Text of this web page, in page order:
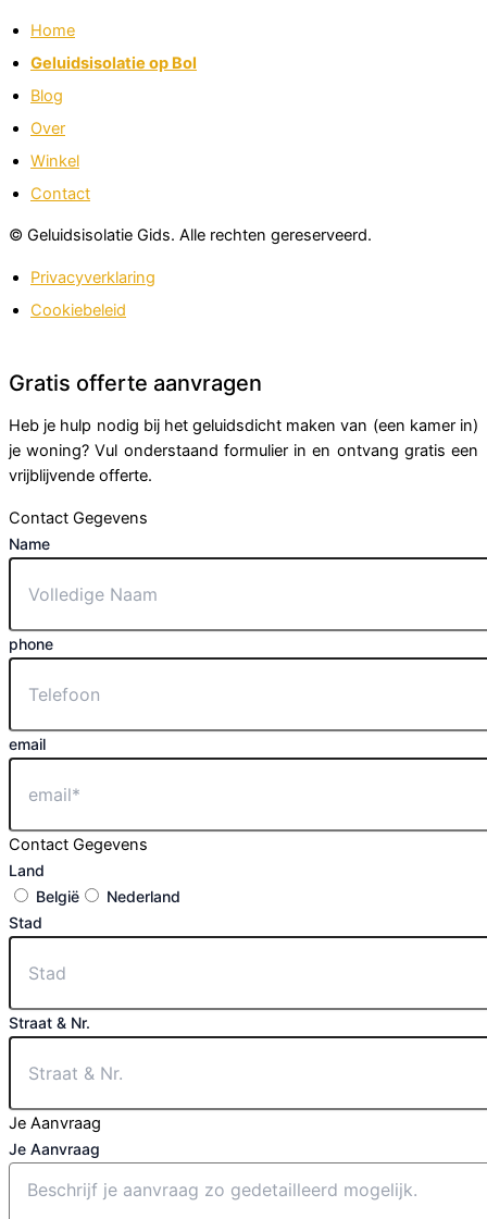
Home
Geluidsisolatie op Bol
Blog
Over
Winkel
Contact
© Geluidsisolatie Gids. Alle rechten gereserveerd.
Privacyverklaring
Cookiebeleid
Gratis offerte aanvragen
Heb je hulp nodig bij het geluidsdicht maken van (een kamer in)
je woning? Vul onderstaand formulier in en ontvang gratis een
vrijblijvende offerte.
Contact Gegevens
Name
phone
email
Contact Gegevens
Land
België
Nederland
Stad
Straat & Nr.
Je Aanvraag
Je Aanvraag